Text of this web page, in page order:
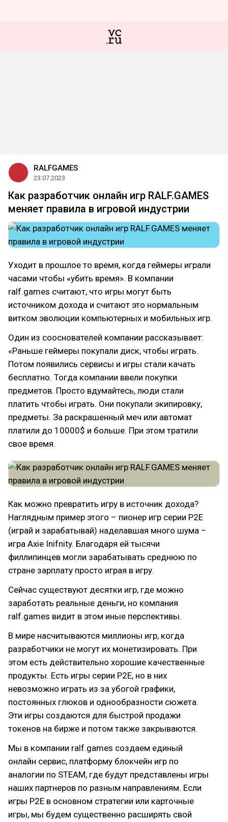
RALFGAMES
23.07.2023
Как разработчик онлайн игр RALF.GAMES
меняет правила в игровой индустрии
Уходит в прошлое то время, когда геймеры играли
часами чтобы «убить время». В компании
ralf.games считают, что игры могут быть
источником дохода и считают это нормальным
витком эволюции компьютерных и мобильных игр.
Один из сооснователей компании рассказывает:
«Раньше геймеры покупали диск, чтобы играть.
Потом появились сервисы и игры стали качать
бесплатно. Тогда компании ввели покупки
предметов. Просто вдумайтесь, люди стали
платить чтобы играть. Они покупали экипировку,
предметы. За раскрашенный меч или автомат
платили до 10000$ и больше. При этом тратили
свое время.
Как можно превратить игру в источник дохода?
Наглядным пример этого – пионер игр серии P2E
(играй и зарабатывай) наделавшая много шума –
игра Axie Inifnity. Благодаря ей тысячи
филлипинцев могли зарабатывать среднюю по
стране зарплату просто играя в игру.
Сейчас существуют десятки игр, где можно
заработать реальные деньги, но компания
ralf.games видит в этом иные перспективы.
В мире насчитываются миллионы игр, когда
разработчики не могут их монетизировать. При
этом есть действительно хорошие качественные
продукты. Есть игры серии P2E, но в них
невозможно играть из за убогой графики,
постоянных глюков и однообразности сюжета.
Эти игры создаются для быстрой продажи
токенов на бирже и потом также закрываются.
Мы в компании ralf.games создаем единый
онлайн сервис, платформу блокчейн игр по
аналогии по STEAM, где будут представлены игры
наших партнеров по разным направлениям. Если
игры P2E в основном стратегии или карточные
игры, мы будем существенно расширять свой